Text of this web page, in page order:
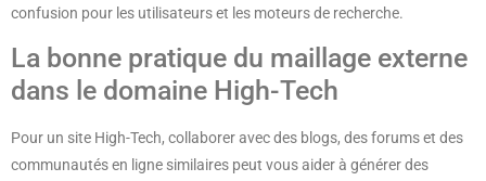
confusion pour les utilisateurs et les moteurs de recherche.
La bonne pratique du maillage externe
dans le domaine High-Tech
Pour un site High-Tech, collaborer avec des blogs, des forums et des
communautés en ligne similaires peut vous aider à générer des